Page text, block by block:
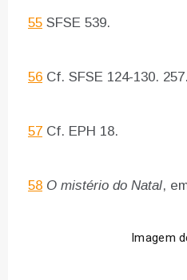
55 SFSE 539.
56 Cf. SFSE 124-130.
57 Cf. EPH 18.
58 O mistério do Natal,
Imagem